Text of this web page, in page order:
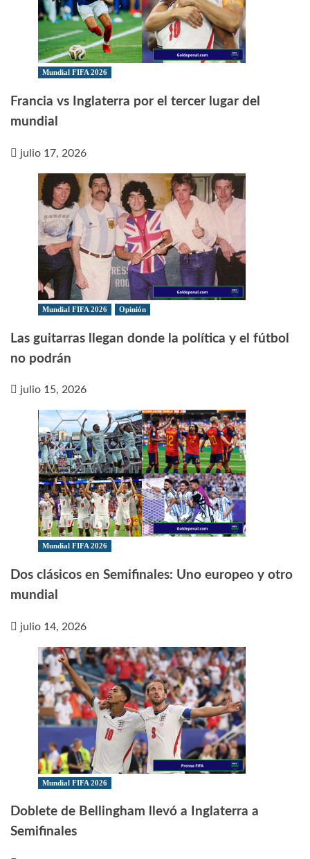
Mundial FIFA 2026
Francia vs Inglaterra por el tercer lugar del
mundial
julio 17, 2026
Mundial FIFA 2026 Opinión
Las guitarras llegan donde la política y el fútbol
no podrán
julio 15, 2026
Mundial FIFA 2026
Dos clásicos en Semifinales: Uno europeo y otro
mundial
julio 14, 2026
Mundial FIFA 2026
Doblete de Bellingham llevó a Inglaterra a
Semifinales